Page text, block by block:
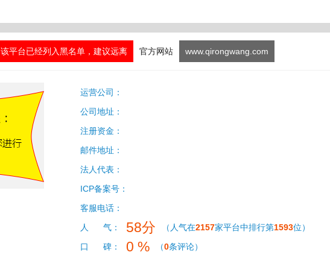
该平台已经列入黑名单，建议远离 官方网站 www.qirongwang.com
运营公司：
公司地址：
注册资金：
邮件地址：
法人代表：
ICP备案号：
客服电话：
人 气：
58分 （人气在2157家平台中排行第1593位）
口 碑：
0 % （0条评论）